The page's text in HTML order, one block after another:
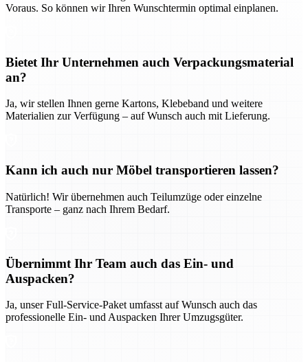
Voraus. So können wir Ihren Wunschtermin optimal einplanen.
Bietet Ihr Unternehmen auch Verpackungsmaterial
an?
Ja, wir stellen Ihnen gerne Kartons, Klebeband und weitere
Materialien zur Verfügung – auf Wunsch auch mit Lieferung.
Kann ich auch nur Möbel transportieren lassen?
Natürlich! Wir übernehmen auch Teilumzüge oder einzelne
Transporte – ganz nach Ihrem Bedarf.
Übernimmt Ihr Team auch das Ein- und
Auspacken?
Ja, unser Full-Service-Paket umfasst auf Wunsch auch das
professionelle Ein- und Auspacken Ihrer Umzugsgüter.